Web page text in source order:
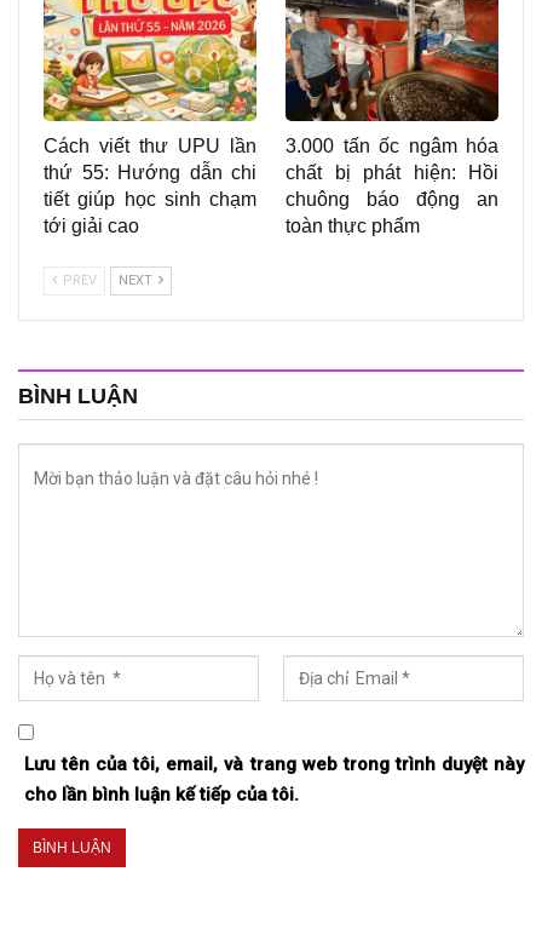
Cách viết thư UPU lần
thứ 55: Hướng dẫn chi
tiết giúp học sinh chạm
tới giải cao
3.000 tấn ốc ngâm hóa
chất bị phát hiện: Hồi
chuông báo động an
toàn thực phẩm
PREV NEXT
BÌNH LUẬN
Lưu tên của tôi, email, và trang web trong trình duyệt này
cho lần bình luận kế tiếp của tôi.